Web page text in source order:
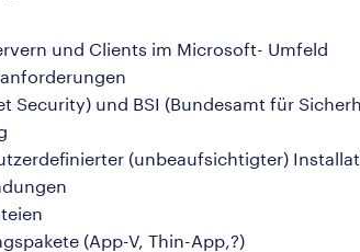
und Clients im Microsoft- Umfeld
Security) und BSI (Bundesamt für
(unbeaufsichtigter)
(App-V, Thin-App,?)